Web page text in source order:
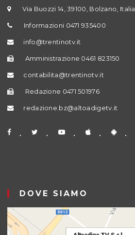
Via Buozzi 14, 39100, Bolzano, Italia
Informazioni 0471 935400
info@trentinotv.it
Amministrazione 0461 823150
contabilita@trentinotv.it
Redazione 0471 501976
redazione.bz@altoadigetv.it
DOVE SIAMO